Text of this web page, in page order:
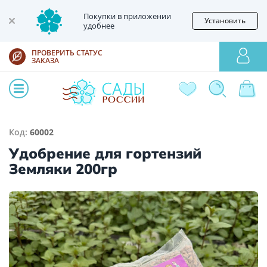
Покупки в приложении
удобнее
Установить
ПРОВЕРИТЬ СТАТУС
ЗАКАЗА
Код: 60002
Удобрение для гортензий
Земляки 200гр